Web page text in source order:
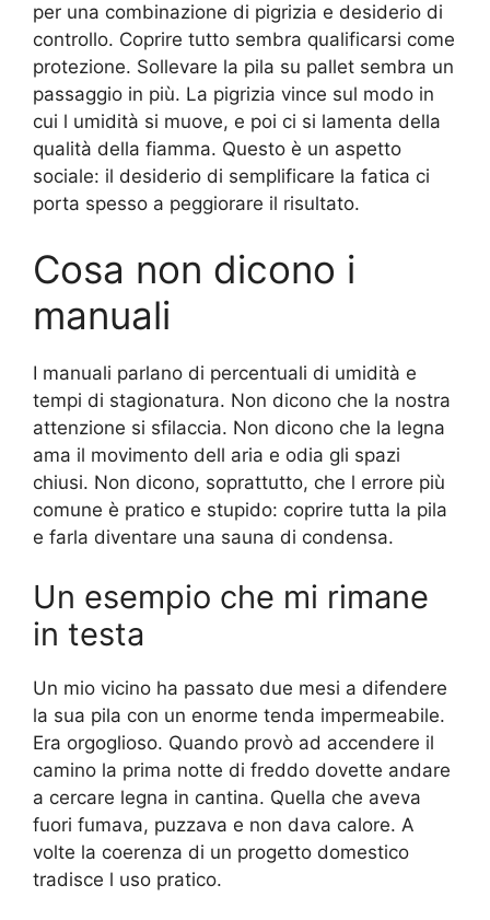
per una combinazione di pigrizia e desiderio di
controllo. Coprire tutto sembra qualificarsi come
protezione. Sollevare la pila su pallet sembra un
passaggio in più. La pigrizia vince sul modo in
cui l umidità si muove, e poi ci si lamenta della
qualità della fiamma. Questo è un aspetto
sociale: il desiderio di semplificare la fatica ci
porta spesso a peggiorare il risultato.
Cosa non dicono i
manuali
I manuali parlano di percentuali di umidità e
tempi di stagionatura. Non dicono che la nostra
attenzione si sfilaccia. Non dicono che la legna
ama il movimento dell aria e odia gli spazi
chiusi. Non dicono, soprattutto, che l errore più
comune è pratico e stupido: coprire tutta la pila
e farla diventare una sauna di condensa.
Un esempio che mi rimane
in testa
Un mio vicino ha passato due mesi a difendere
la sua pila con un enorme tenda impermeabile.
Era orgoglioso. Quando provò ad accendere il
camino la prima notte di freddo dovette andare
a cercare legna in cantina. Quella che aveva
fuori fumava, puzzava e non dava calore. A
volte la coerenza di un progetto domestico
tradisce l uso pratico.